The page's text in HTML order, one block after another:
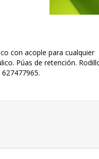
con acople para cualquier
Púas de retención.